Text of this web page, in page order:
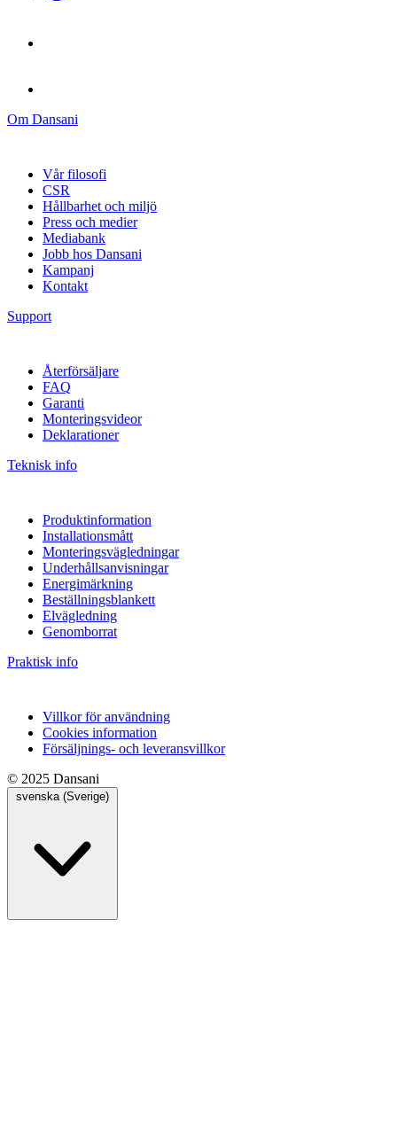
Om Dansani
Vår filosofi
CSR
Hållbarhet och miljö
Press och medier
Mediabank
Jobb hos Dansani
Kampanj
Kontakt
Support
Återförsäljare
FAQ
Garanti
Monteringsvideor
Deklarationer
Teknisk info
Produktinformation
Installationsmått
Monteringsvägledningar
Underhållsanvisningar
Energimärkning
Beställningsblankett
Elvägledning
Genomborrat
Praktisk info
Villkor för användning
Cookies information
Försäljnings- och leveransvillkor
© 2025 Dansani
svenska (Sverige)